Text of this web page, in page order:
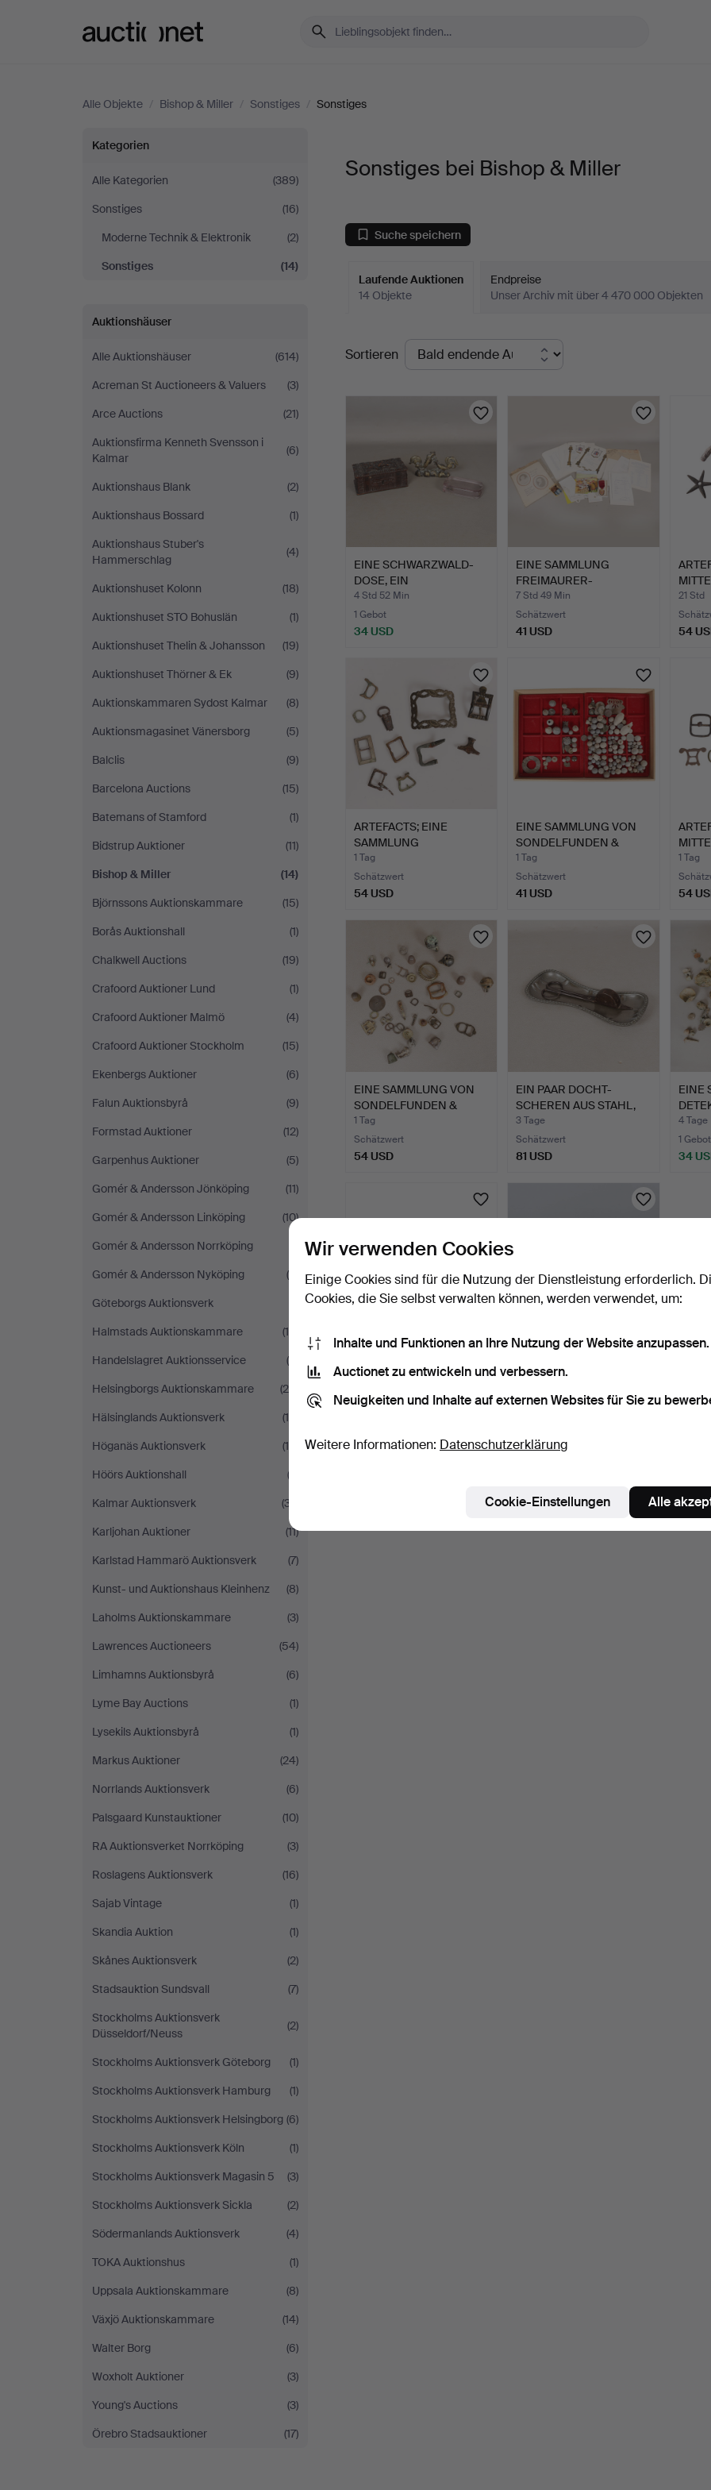
Alle Objekte / Bishop & Miller / Sonstiges / Sonstiges
Sonstiges
bei
Bishop
Kategorien
Alle Kategorien
(389)
Sonstiges
(16)
Moderne Technik & Elektronik
(2)
Sonstiges
(14)
Auktionshäuser
Alle Auktionshäuser
(614)
Acreman St Auctioneers & Valuers
(3)
Arce Auctions
(21)
Auktionsfirma Kenneth Svensson i
Kalmar
(6)
Auktionshaus Blank
(2)
Auktionshaus Bossard
(1)
Auktionshaus Stuber's
Hammerschlag
(4)
Auktionshuset Kolonn
(18)
Auktionshuset STO Bohuslän
(1)
Auktionshuset Thelin & Johansson
(19)
Auktionshuset Thörner & Ek
(9)
Auktionskammaren Sydost Kalmar
(8)
Auktionsmagasinet Vänersborg
(5)
Balclis
(9)
Barcelona Auctions
(15)
Batemans of Stamford
(1)
Bidstrup Auktioner
(11)
Bishop & Miller
(14)
Björnssons Auktionskammare
(15)
Borås Auktionshall
(1)
Chalkwell Auctions
(19)
Crafoord Auktioner Lund
(1)
Crafoord Auktioner Malmö
(4)
Crafoord Auktioner Stockholm
(15)
Ekenbergs Auktioner
(6)
Falun Auktionsbyrå
(9)
Formstad Auktioner
(12)
Garpenhus Auktioner
(5)
Gomér & Andersson Jönköping
(11)
Gomér & Andersson Linköping
(10)
Gomér & Andersson Norrköping
Gomér & Andersson Nyköping
(9)
Göteborgs Auktionsverk
Halmstads Auktionskammare
(16)
Handelslagret Auktionsservice
(6)
Helsingborgs Auktionskammare
(29)
Hälsinglands Auktionsverk
(10)
Höganäs Auktionsverk
(15)
Höörs Auktionshall
(2)
Kalmar Auktionsverk
(37)
Karljohan Auktioner
(11)
Karlstad Hammarö Auktionsverk
(7)
Kunst- und Auktionshaus Kleinhenz
(8)
Laholms Auktionskammare
(3)
Lawrences Auctioneers
(54)
Limhamns Auktionsbyrå
(6)
Lyme Bay Auctions
(1)
Lysekils Auktionsbyrå
(1)
Markus Auktioner
(24)
Norrlands Auktionsverk
(6)
Palsgaard Kunstauktioner
(10)
RA Auktionsverket Norrköping
(3)
Roslagens Auktionsverk
(16)
Sajab Vintage
(1)
Skandia Auktion
(1)
Skånes Auktionsverk
(2)
Stadsauktion Sundsvall
(7)
Stockholms Auktionsverk
Düsseldorf/Neuss
(2)
Stockholms Auktionsverk Göteborg
(1)
Stockholms Auktionsverk Hamburg
(1)
Stockholms Auktionsverk Helsingborg (6)
Stockholms Auktionsverk Köln
(1)
Stockholms Auktionsverk Magasin 5
(3)
Stockholms Auktionsverk Sickla
(2)
Södermanlands Auktionsverk
(4)
TOKA Auktionshus
(1)
Uppsala Auktionskammare
(8)
Växjö Auktionskammare
(14)
Walter Borg
(6)
Woxholt Auktioner
(3)
Young's Auctions
(3)
Örebro Stadsauktioner
(17)
Sonstiges bei Bishop & Miller
Suche speichern
Laufende Auktionen
14 Objekte
Endpreise
Unser Archiv mit über 4 470 000 Objekten
Laufende
Auktionen
Sortieren
EINE SCHWARZWALD-
DOSE, EIN
BRIEFBESCHWERER…
4 Std 52 Min
1 Gebot
34 USD
EINE SAMMLUNG
FREIMAURER-
EPHEMERA, DREI LE…
7 Std 49 Min
Schätzwert
41 USD
21 Std
54
ARTEFACTS; EINE
SAMMLUNG
MITTELALTERLICHER…
1 Tag
Schätzwert
54 USD
EINE SAMMLUNG VON
SONDELFUNDEN &
ARTEFAKTE…
1 Tag
Schätzwert
41 USD
1 Tag
54
EINE SAMMLUNG VON
SONDELFUNDEN &
ARTEFAKTE…
1 Tag
Schätzwert
54 USD
EIN PAAR DOCHT-
SCHEREN AUS STAHL,
SPÄTES 1…
3 Tage
Schätzwert
81 USD
EINE
4 Tage
1 Gebot
34
ZWEI FREIMAURER-
PLAKETTEN (2).
Schätzwert
EIN KROKODILPRÄPARAT,
ENDE DES 1800-ER JAH…
3 Gebote
Beendete Auktionen aus unserem Archiv
Wir verwenden Cookies
Einige Cookies sind für die Nutzung der Dienstleistung erforderlich.
Cookies, die Sie selbst verwalten können, werden verwendet, um:
Inhalte und Funktionen an Ihre Nutzung der Website anzupassen.
Auctionet zu entwickeln und verbessern.
Neuigkeiten und Inhalte auf externen Websites für Sie zu
Weitere Informationen: Datenschutzerklärung
Cookie-Einstellungen Alle